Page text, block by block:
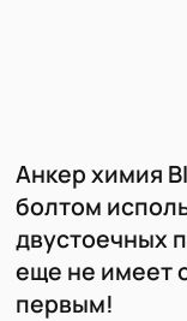
Анкер химия
болтом
двустоечных
еще не имеет
первым!